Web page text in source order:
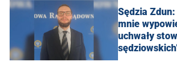
Sędzia
mnie
uchwały